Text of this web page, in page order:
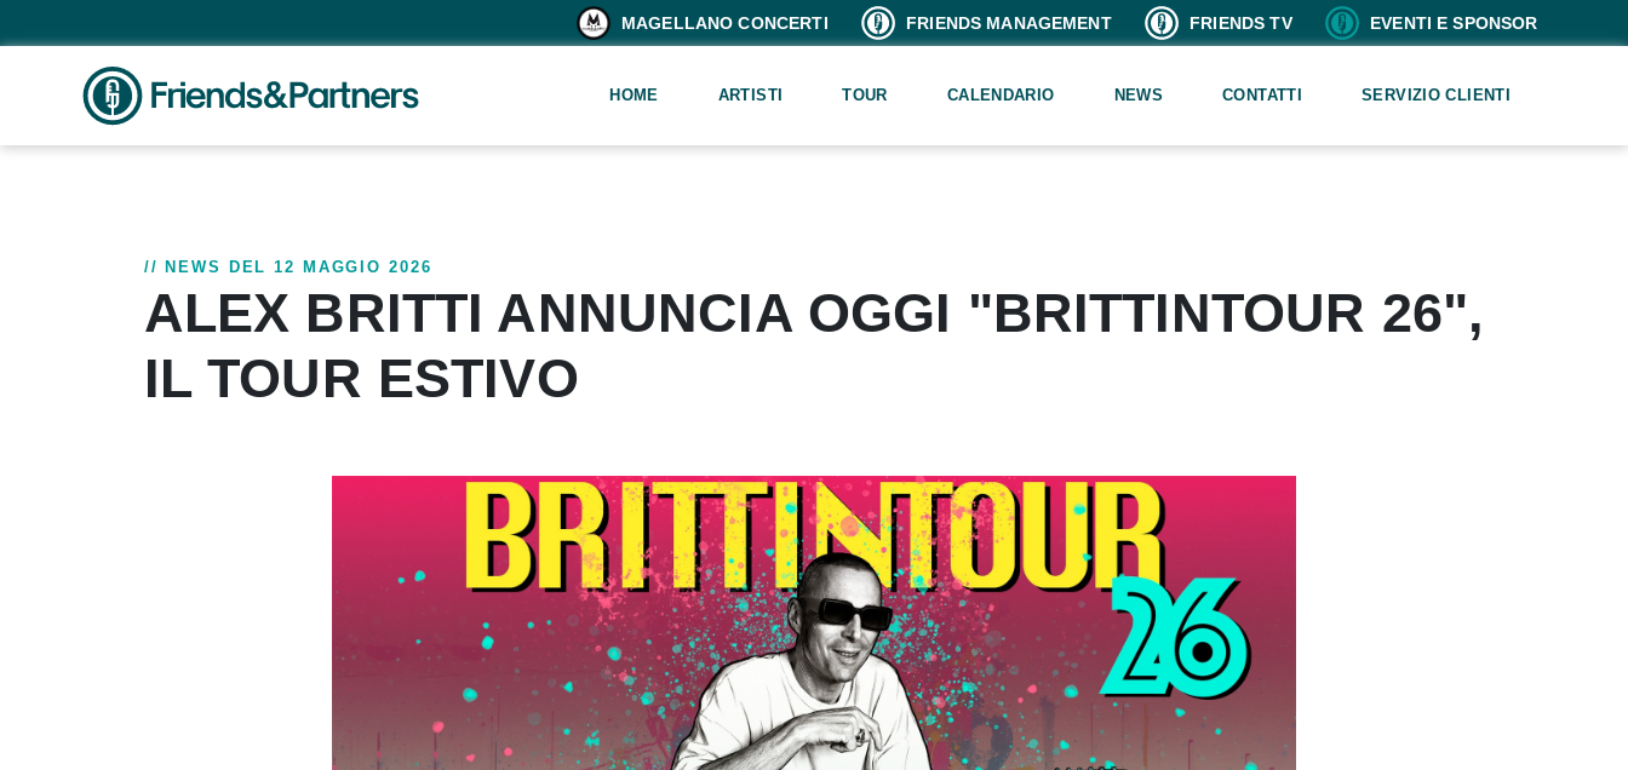
MAGELLANO CONCERTI FRIENDS MANAGEMENT FRIENDS TV EVENTI E SPONSOR
HOME ARTISTI TOUR CALENDARIO NEWS CONTATTI SERVIZIO CLIENTI
// NEWS DEL 12 MAGGIO 2026
ALEX BRITTI ANNUNCIA OGGI "BRITTINTOUR 26",
IL TOUR ESTIVO